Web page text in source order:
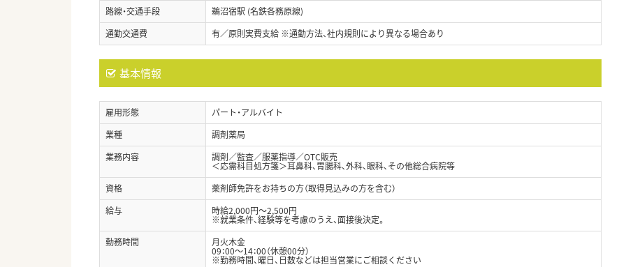
路線・交通手段
鵜沼宿駅 (名鉄各務原線)
通勤交通費
有／原則実費支給 ※通勤方法、社内規則により異なる場合あり
基本情報
雇用形態
パート・アルバイト
業種
調剤薬局
業務内容
調剤／監査／服薬指導／OTC販売
＜応需科目処方箋＞耳鼻科、胃腸科、外科、眼科、その他総合病院等
資格
薬剤師免許をお持ちの方（取得見込みの方を含む）
給与
時給2,000円～2,500円
※就業条件、経験等を考慮のうえ、面接後決定。
勤務時間
月火木金
09：00～14：00（休憩00分）
※勤務時間、曜日、日数などは担当営業にご相談ください